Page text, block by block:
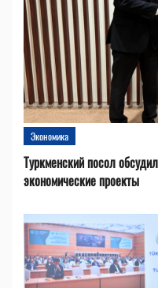
Экономика
Туркменский посол
экономические проекты